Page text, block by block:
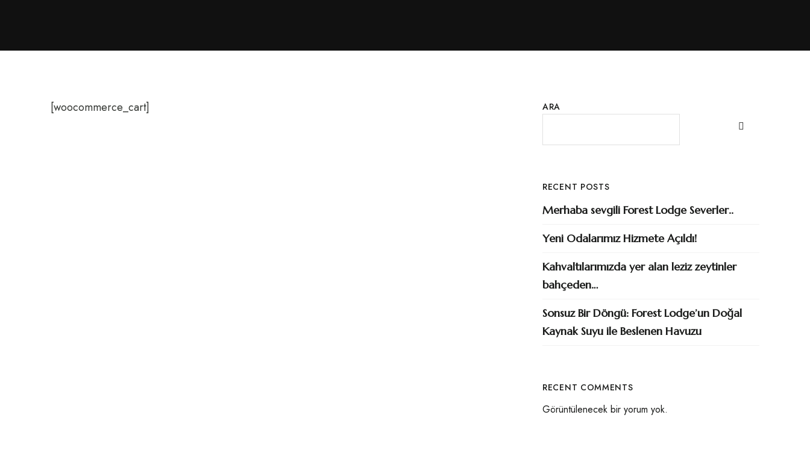
[woocommerce_cart] ARA
RECENT POSTS
Merhaba sevgili Forest Lodge Severler..
Yeni Odalarımız Hizmete Açıldı!
Kahvaltılarımızda yer alan leziz zeytinler
bahçeden…
Sonsuz Bir Döngü: Forest Lodge’un Doğal
Kaynak Suyu ile Beslenen Havuzu
RECENT COMMENTS
Görüntülenecek bir yorum yok.